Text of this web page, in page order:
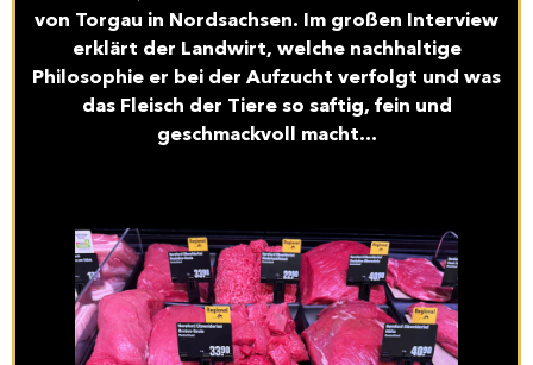
von Torgau in Nordsachsen. Im großen Interview
erklärt der Landwirt, welche nachhaltige
Philosophie er bei der Aufzucht verfolgt und was
das Fleisch der Tiere so saftig, fein und
geschmackvoll macht…